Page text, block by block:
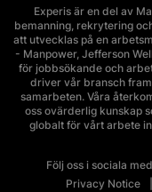
Experis är en del av
bemanning, rekrytering
att utvecklas på en
- Manpower, Jefferson
för jobbsökande och
driver vår bransch
samarbeten. Våra
oss ovärderlig kunskap
globalt för vårt arbete
Följ oss i sociala
Privacy Notice